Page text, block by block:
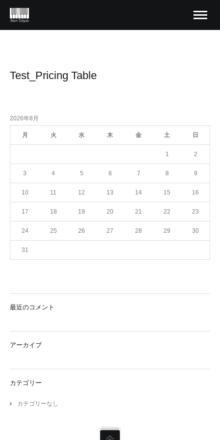
Test_Pricing Table
2026年8月
月 火 水 木 金 土 日
1 2
3 4 5 6 7 8 9
10 11 12 13 14 15 16
17 18 19 20 21 22 23
24 25 26 27 28 29 30
31
最近のコメント
アーカイブ
カテゴリー
カテゴリーなし